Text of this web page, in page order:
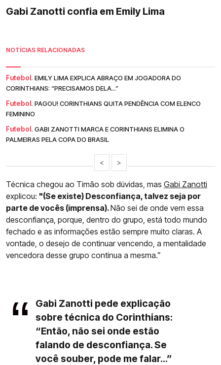
Gabi Zanotti confia em Emily Lima
NOTÍCIAS RELACIONADAS
Futebol. EMILY LIMA EXPLICA ABRAÇO EM JOGADORA DO
CORINTHIANS: “PRECISAMOS DELA...”
Futebol. PAGOU! CORINTHIANS QUITA PENDÊNCIA COM ELENCO
FEMININO
Futebol. GABI ZANOTTI MARCA E CORINTHIANS ELIMINA O
PALMEIRAS PELA COPA DO BRASIL
< >
Técnica chegou ao Timão sob dúvidas, mas Gabi Zanotti
explicou: "(Se existe) Desconfiança, talvez seja por
parte de vocês (imprensa).Não sei de onde vem essa
desconfiança, porque, dentro do grupo, está todo mundo
fechado e as informações estão sempre muito claras. A
vontade, o desejo de continuar vencendo, a mentalidade
vencedora desse grupo continua a mesma.”
Gabi Zanotti pede explicação
sobre técnica do Corinthians:
“Então, não sei onde estão
falando de desconfiança. Se
você souber, pode me falar...”